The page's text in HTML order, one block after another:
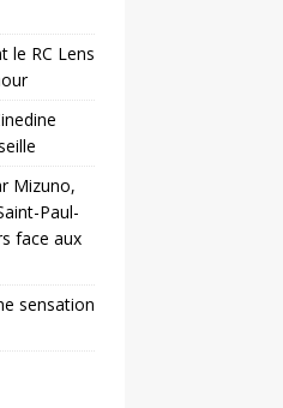
le RC Lens
Mizuno,
Paul-
face aux
sensation